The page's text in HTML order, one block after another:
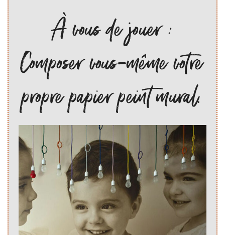
À vous de jouer :
Composer vous-même votre
propre papier peint mural.